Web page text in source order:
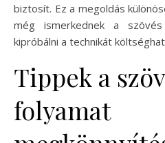
biztosít. Ez a megoldás
még ismerkednek a
kipróbálni a technikát
Tippek a
folyamat